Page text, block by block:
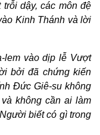
dậy, các môn đệ
Kinh Thánh và lời
lem vào dịp lễ Vượt
bởi đã chứng kiến
Đức Giê-su không
không cần ai làm
biết có gì trong